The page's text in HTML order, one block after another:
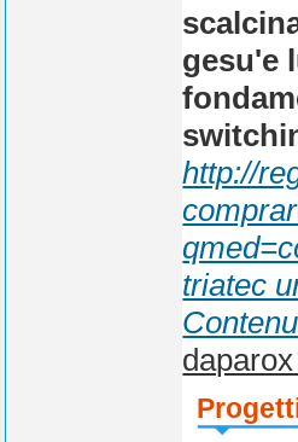
gesu'e
http://
triatec